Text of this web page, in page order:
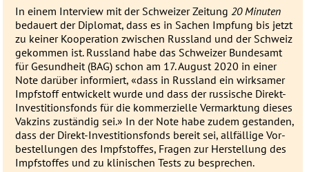
In einem Interview mit der Schweizer Zeitung 20 Minuten
bedauert der Diplomat, dass es in Sachen Impfung bis jetzt
zu keiner Ko­operation zwischen Russ­land und der Schweiz
gekommen ist. Russ­land habe das Schweizer Bundes­amt
für Gesund­heit (BAG) schon am 17. August 2020 in einer
Note darüber infor­miert, «dass in Russ­land ein wirk­samer
Impf­stoff ent­wickelt wurde und dass der rus­sische Direkt-
Inves­titions­fonds für die kom­mer­zielle Ver­mark­tung dieses
Vakzins zu­ständig sei.» In der Note habe zudem ge­standen,
dass der Direkt-Inves­titions­fonds bereit sei, all­fällige Vor­
bestel­lungen des Impf­stoffes, Fragen zur Her­stellung des
Impf­stoffes und zu klinischen Tests zu besprechen.